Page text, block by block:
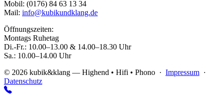
Mobil: (0176) 84 63 13 34
Mail: info@kubikundklang.de
Öffnungszeiten:
Montags Ruhetag
Di.-Fr.: 10.00–13.00 & 14.00–18.30 Uhr
Sa.: 10.00–14.00 Uhr
© 2026 kubik&klang — Highend • Hifi • Phono · Impressum ·
Datenschutz